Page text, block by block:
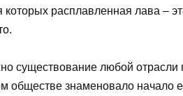
которых расплавленная лава –
существование любой
обществе знаменовало начало